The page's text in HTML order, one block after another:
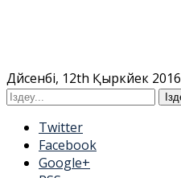
Дүйсенбі, 12th Қыркүйек 2016
Twitter
Facebook
Google+